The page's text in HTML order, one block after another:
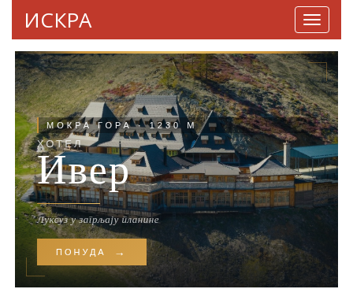
ИСКРА